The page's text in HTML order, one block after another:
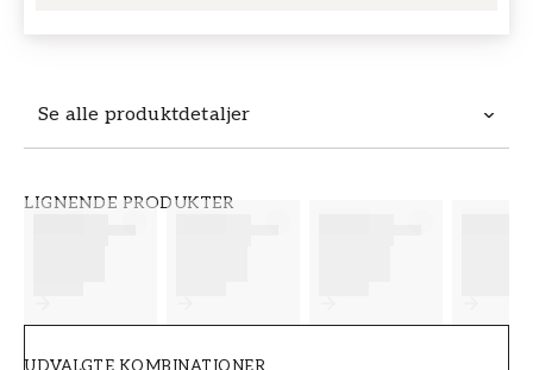
Se alle produktdetaljer
LIGNENDE PRODUKTER